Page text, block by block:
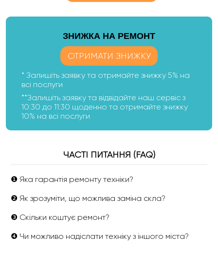
ЗНИЖКА НА РЕМОНТ
ОТРИМАТИ ЗНИЖКУ
* Залишіть заявку та отримайте знижку 5% на
всі послуги
**Залишіть заявку та відвідайте наш сервіс з
10:30 до 11:30 щоденно та отримайте знижку
10% на всі послуги
ЧАСТІ ПИТАННЯ (FAQ)
❶ Яка гарантія ремонту техніки?
❷ Як зрозуміти, що можлива заміна скла?
❸ Скільки коштує ремонт?
❹ Чи можливо надіслати техніку з іншого міста?